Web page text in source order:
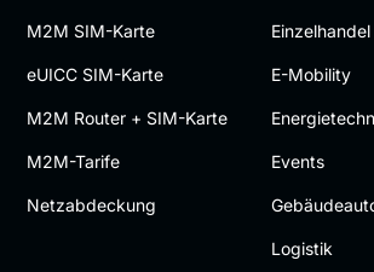
M2M SIM-Karte
eUICC SIM-Karte
M2M Router + SIM-Karte
M2M-Tarife
Netzabdeckung
Einzelhandel
E-Mobility
Events
Logistik